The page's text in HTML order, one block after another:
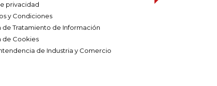
privacidad
y Condiciones
de Tratamiento de Información
de Cookies
de Industria y Comercio